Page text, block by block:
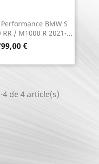
BMW S
RR / M1000 R 2021-...
€
rapide
de 4 article(s)